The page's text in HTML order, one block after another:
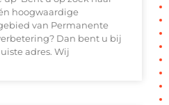
hoogwaardige
van Permanente
Dan bent u bij
adres. Wij